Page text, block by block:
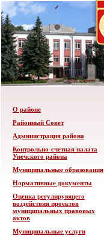
О районе
Районный Совет
Администрация района
Контрольно-счетная палата
Унечского района
Муниципальные образования
Нормативные документы
Оценка регулирующего
воздействия проектов
муниципальных правовых
актов
Муниципальные услуги